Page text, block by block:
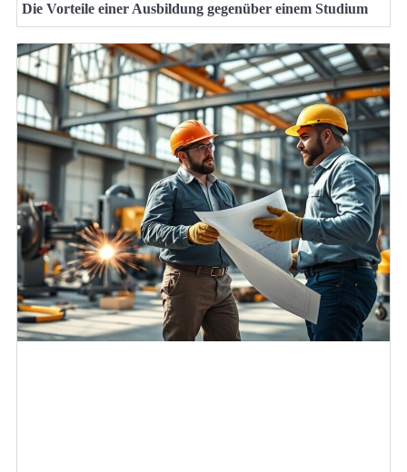
Die Vorteile einer Ausbildung gegenüber einem Studium